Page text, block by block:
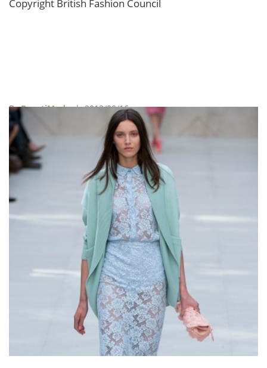
Copyright British Fashion Council
ByBeautiMode| 2013/09/16